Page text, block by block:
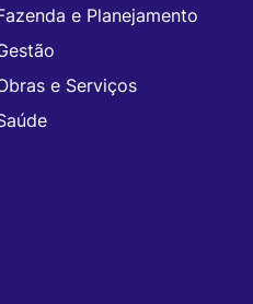
e Planejamento
e Serviços